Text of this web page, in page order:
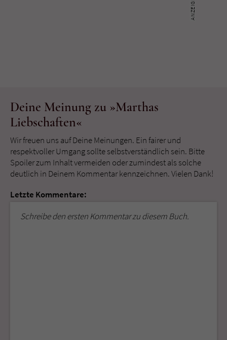
Deine Meinung zu »Marthas
Liebschaften«
Wir freuen uns auf Deine Meinungen. Ein fairer und
respektvoller Umgang sollte selbstverständlich sein. Bitte
Spoiler zum Inhalt vermeiden oder zumindest als solche
deutlich in Deinem Kommentar kennzeichnen. Vielen Dank!
Letzte Kommentare:
Schreibe den ersten Kommentar zu diesem Buch.